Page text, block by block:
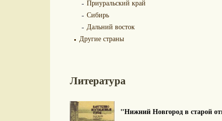
Приуральский край
Сибирь
Дальний восток
Другие страны
Литература
"Нижний Новгород в старой